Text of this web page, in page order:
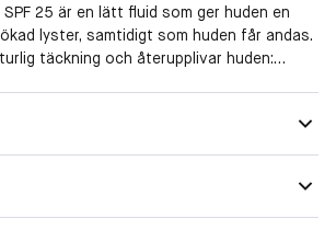
SPF 25 är en lätt fluid som ger huden en
lyster, samtidigt som huden får andas.
täckning och återupplivar huden:
icke-komedogen och innehåller Clarins
Complex.
25
ger ökat glow